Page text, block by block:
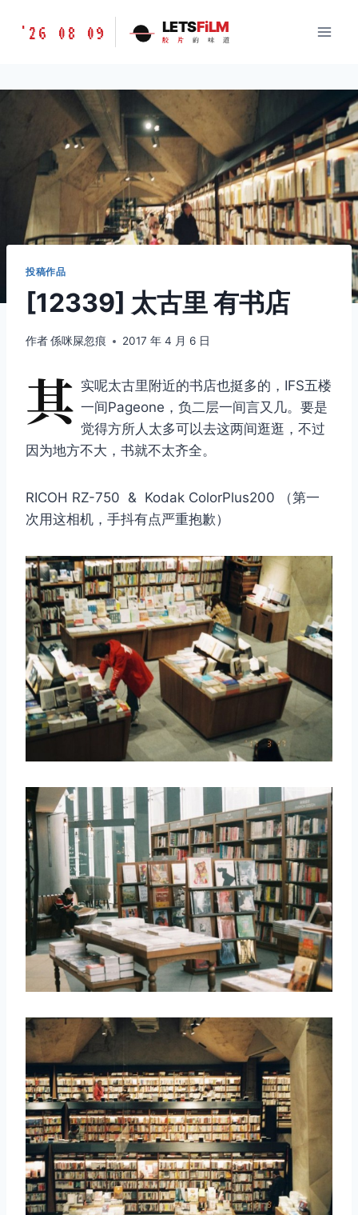
胶
味
LETSFILM
'26 08 09 LETSFiLM
胶 片 的 味 道
投稿作品
[12339] 太古里 有书店
作者係咪屎忽痕 2017 年 4 月 6 日
其 实呢太古里附近的书店也挺多的，IFS五楼
一间Pageone，负二层一间言又几。要是
觉得方所人太多可以去这两间逛逛，不过
因为地方不大，书就不太齐全。
RICOH RZ-750 & Kodak ColorPlus200 （第一
次用这相机，手抖有点严重抱歉）